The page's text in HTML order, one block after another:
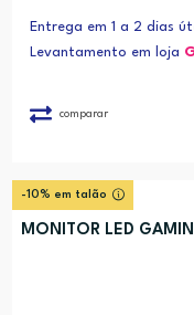
Entrega em 1 a 2 dias
Levantamento em loja
comparar
-10% em talão
MONITOR LED